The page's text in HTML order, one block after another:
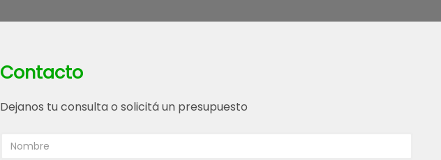
Contacto
Dejanos tu consulta o solicitá un presupuesto